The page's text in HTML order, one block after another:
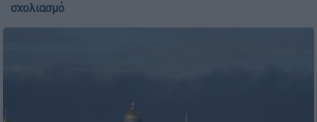
σχολιασμό